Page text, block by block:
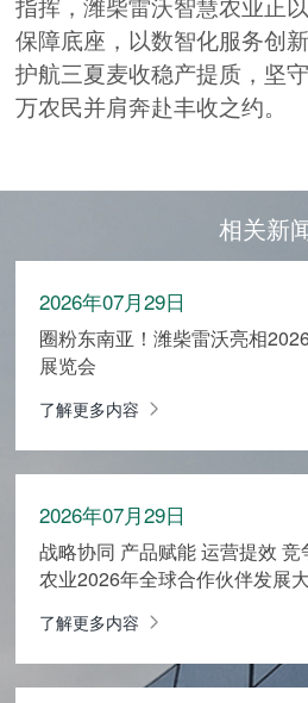
指挥，潍柴雷沃智慧农业正
保障底座，以数智化服务创
护航三夏麦收稳产提质，坚
万农民并肩奔赴丰收之约。
相关新
2026年07月29日
圈粉东南亚！潍柴雷沃亮相
展览会
了解更多内容
2026年07月29日
战略协同 产品赋能 运营提效
农业2026年全球合作伙伴发展
了解更多内容